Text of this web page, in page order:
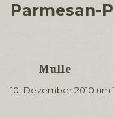
Parmesan-
Mulle
10. Dezember 2010 um